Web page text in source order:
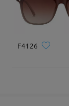
Teljes
F4126